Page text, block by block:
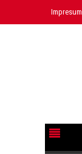
Impresum